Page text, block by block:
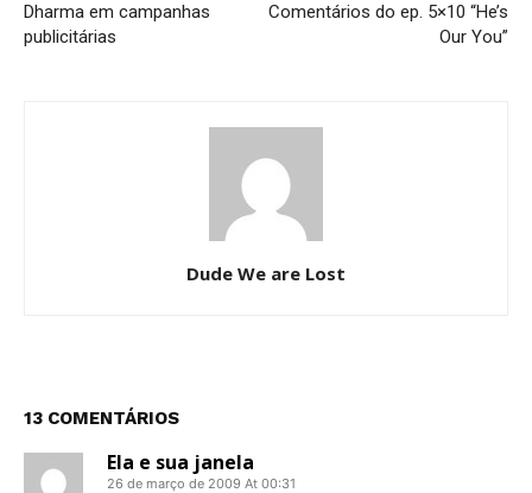
Dharma em campanhas
publicitárias
Comentários do ep. 5×10 “He’s
Our You”
Dude We are Lost
13 COMENTÁRIOS
Ela e sua janela
26 de março de 2009 At 00:31